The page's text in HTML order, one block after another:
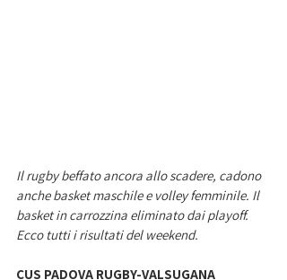
Il rugby beffato ancora allo scadere, cadono
anche basket maschile e volley femminile. Il
basket in carrozzina eliminato dai playoff.
Ecco tutti i risultati del weekend.
CUS PADOVA RUGBY-VALSUGANA